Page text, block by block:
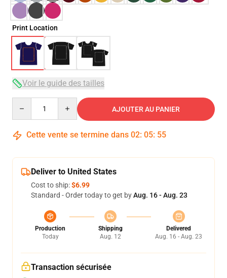
Print Location
Voir le guide des tailles
AJOUTER AU PANIER
Cette vente se termine dans 02: 05: 54
Deliver to United States
Cost to ship:$6.99
Standard - Order today to get byAug. 16 - Aug. 23
Production
Today
Shipping
Aug. 12
Delivered
Aug. 16 - Aug. 23
Transaction sécurisée